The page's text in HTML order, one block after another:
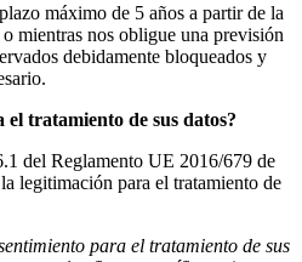
máximo de 5 años a partir de la
mientras nos obligue una previsión
debidamente bloqueados y
tratamiento de sus datos?
del Reglamento UE 2016/679 de
legitimación para el tratamiento de
para el tratamiento de sus